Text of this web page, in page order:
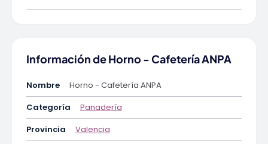
Información de Horno - Cafetería ANPA
Nombre
Horno - Cafetería ANPA
Categoría
Panadería
Provincia
Valencia